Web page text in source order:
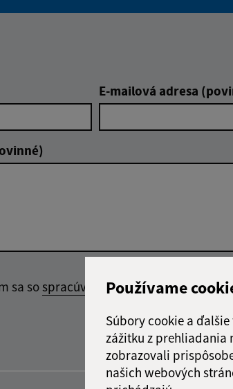
Používame
Súbory cookie a
zážitku z prehliadania
zobrazovali
našich webových
E-mailová adresa
sa sospracúvaním osobných